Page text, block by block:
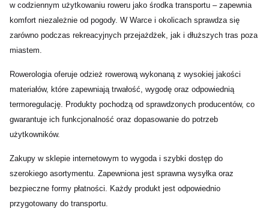
w codziennym użytkowaniu roweru jako środka transportu – zapewnia
komfort niezależnie od pogody. W Warce i okolicach sprawdza się
zarówno podczas rekreacyjnych przejażdżek, jak i dłuższych tras poza
miastem.
Rowerologia oferuje odzież rowerową wykonaną z wysokiej jakości
materiałów, które zapewniają trwałość, wygodę oraz odpowiednią
termoregulację. Produkty pochodzą od sprawdzonych producentów, co
gwarantuje ich funkcjonalność oraz dopasowanie do potrzeb
użytkowników.
Zakupy w sklepie internetowym to wygoda i szybki dostęp do
szerokiego asortymentu. Zapewniona jest sprawna wysyłka oraz
bezpieczne formy płatności. Każdy produkt jest odpowiednio
przygotowany do transportu.